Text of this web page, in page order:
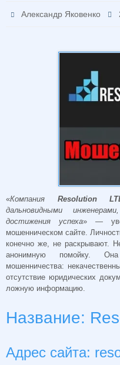
Александр Яковенко
«Компания Resolution
дальновидными
достижения успеха» —
мошенническом сайте.
конечно же, не раскрывают.
анонимную помойку.
мошенничества:
отсутствие юридических
ложную информацию.
Название:
Адрес сайта: